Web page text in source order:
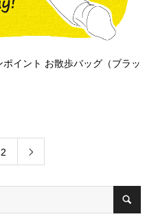
イント お散歩バッグ（ブラッ
2 